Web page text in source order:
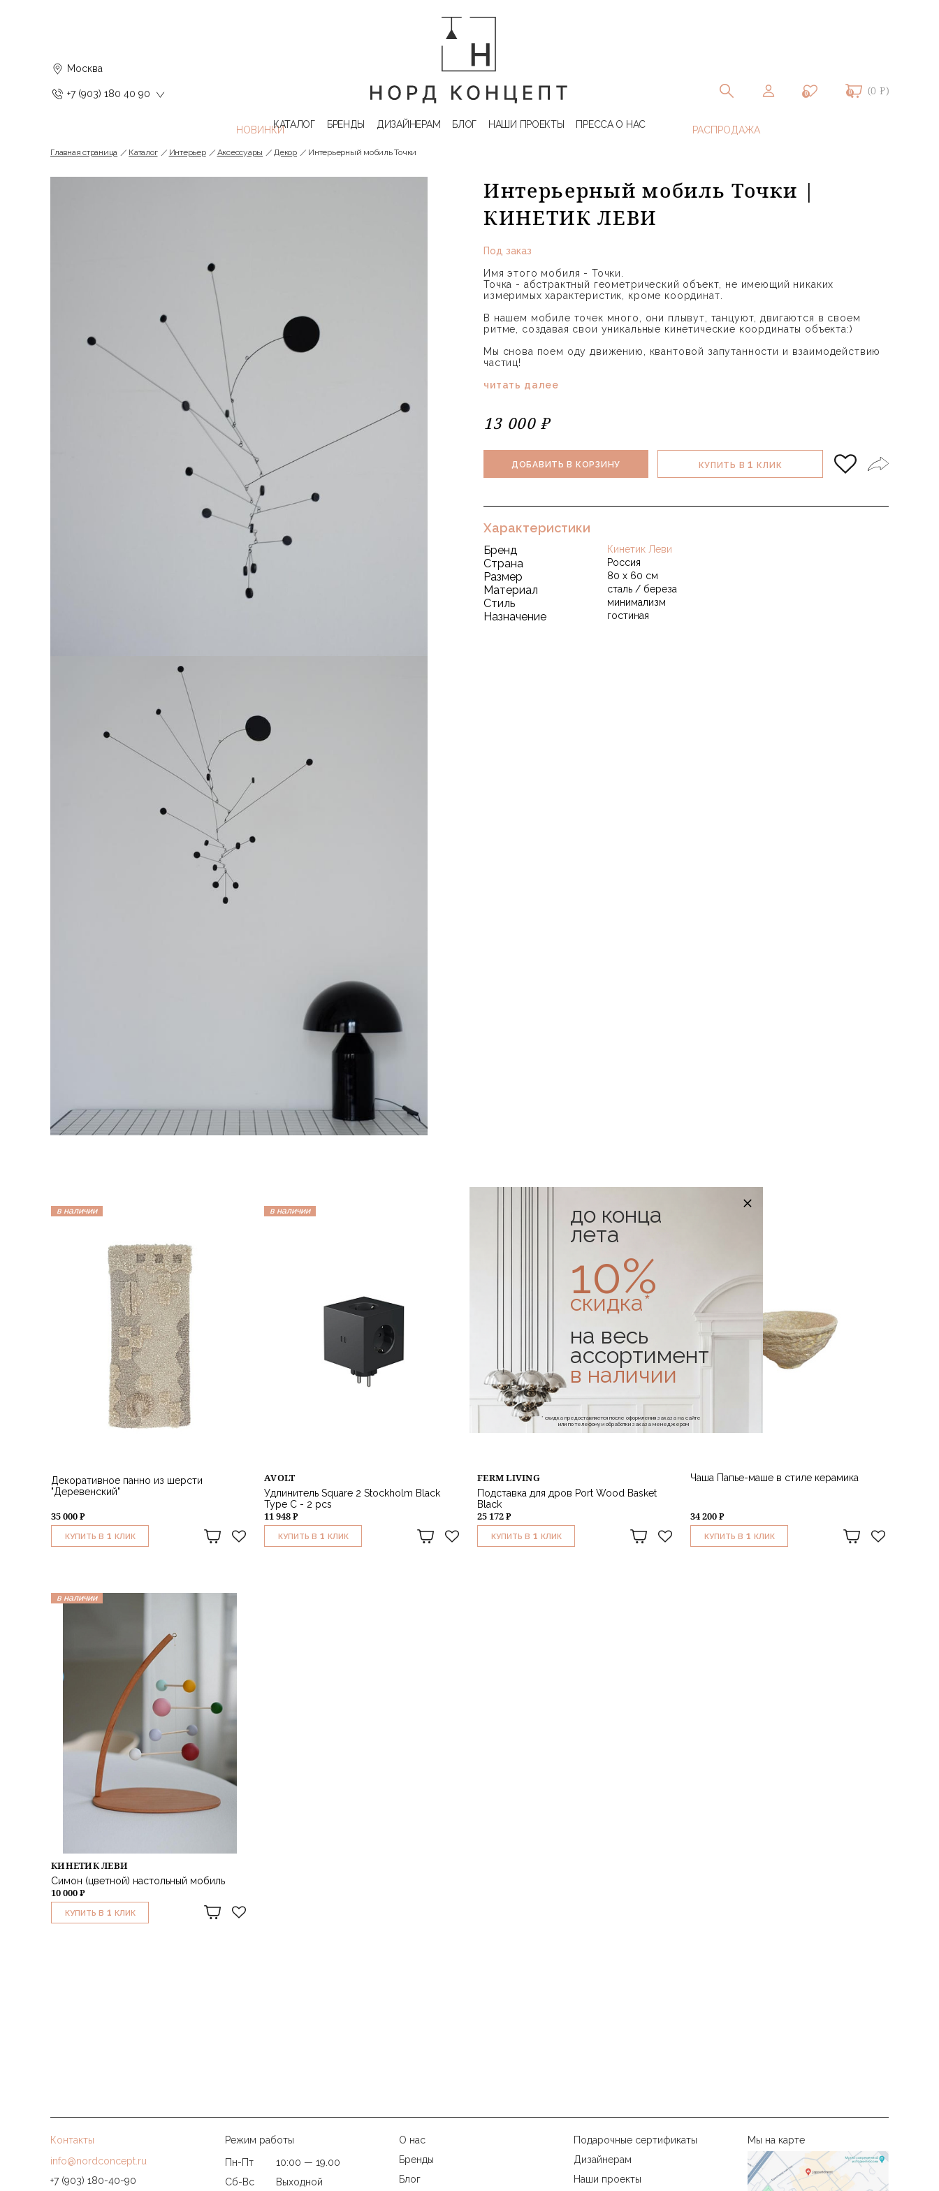
Москва
+7 (903) 180 40 90 0 0 (0 ₽)
КАТАЛОГ БРЕНДЫ ДИЗАЙНЕРАМ БЛОГ НАШИ ПРОЕКТЫ ПРЕССА О НАС
Главная страница Каталог Интерьер Аксессуары Декор Интерьерный мобиль Точки
Интерьерный мобиль Точки |
КИНЕТИК ЛЕВИ
Под заказ
Имя этого мобиля - Точки.
Точка - абстрактный геометрический объект, не имеющий никаких
измеримых характеристик, кроме координат.
В нашем мобиле точек много, они плывут, танцуют, двигаются в своем
ритме, создавая свои уникальные кинетические координаты объекта:)
Мы снова поем оду движению, квантовой запутанности и взаимодействию
частиц!
читать далее
13 000 ₽
ДОБАВИТЬ В КОРЗИНУ КУПИТЬ В1 КЛИК
Характеристики
Бренд Кинетик Леви
Страна Россия
Размер 80 х 60 см
Материал сталь / береза
Стиль минимализм
Назначение гостиная
в наличии
Декоративное панно из шерсти
"Деревенский"
35 000 ₽
КУПИТЬ В 1 КЛИК
в наличии
AVOLT
Удлинитель Square 2 Stockholm Black
Type C - 2 pcs
11 948 ₽
КУПИТЬ В 1 КЛИК
FERM LIVING
Подставка для дров Port Wood Basket
Black
25 172 ₽
КУПИТЬ В 1 КЛИК
Чаша Папье-маше в стиле керамика
34 200 ₽
КУПИТЬ В 1 КЛИК
в наличии
КИНЕТИК ЛЕВИ
Симон (цветной) настольный мобиль
10 000 ₽
КУПИТЬ В 1 КЛИК
до конца
лета
10%
скидка*
на весь
ассортимент
в наличии
* скидка предоставляется после оформления заказа на сайте
или по телефону и обработки заказа менеджером
Контакты
info@nordconcept.ru
+7 (903) 180-40-90
Режим работы
Пн-Пт
10:00 — 19.00
Сб-Вс
Выходной
Мы на карте
О нас
Подарочные сертификаты
Бренды
Дизайнерам
Блог
Наши проекты